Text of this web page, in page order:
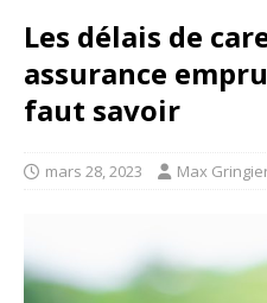
Les délais de
assurance
faut savoir
mars 28, 2023 Max